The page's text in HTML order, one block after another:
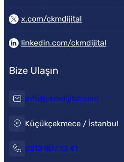
x.com/ckmdijital
linkedin.com/ckmdijital
Bize Ulaşın
info@ckmdijital.com
Küçükçekmece / İstanbul
0212 807 12 41